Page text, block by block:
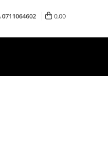
0711064602 0,00